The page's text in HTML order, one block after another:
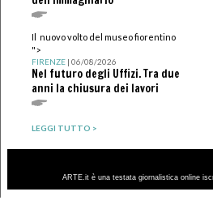
Il nuovo volto del museo fiorentino
">
FIRENZE| 06/08/2026
Nel futuro degli Uffizi. Tra due
anni la chiusura dei lavori
LEGGI TUTTO >
ARTE.it è una testata giornalistica online